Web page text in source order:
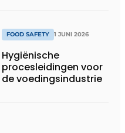
FOOD SAFETY 1 JUNI 2026
Hygiënische
procesleidingen voor
de voedingsindustrie